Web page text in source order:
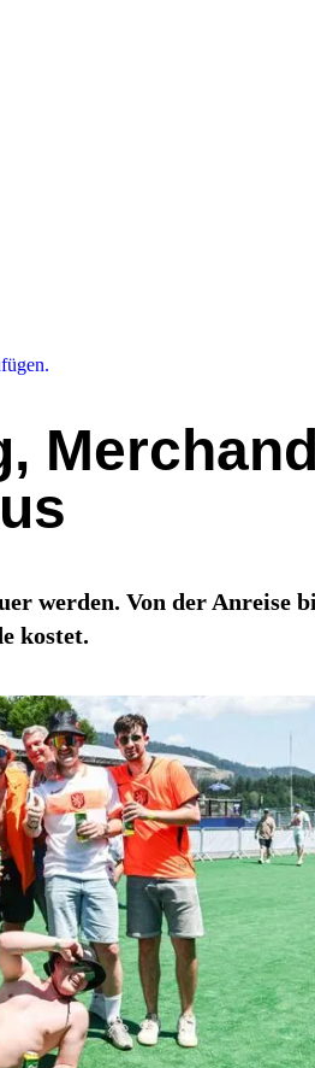
werden. Von der
kostet.